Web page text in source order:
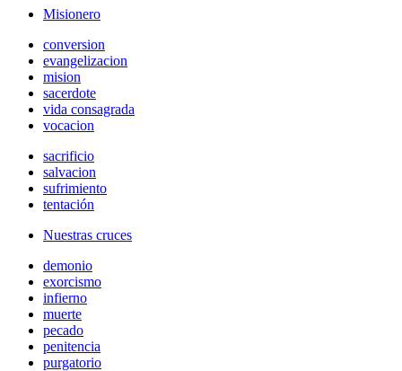
Misionero
conversion
evangelizacion
mision
sacerdote
vida consagrada
vocacion
sacrificio
salvacion
sufrimiento
tentación
Nuestras cruces
demonio
exorcismo
infierno
muerte
pecado
penitencia
purgatorio